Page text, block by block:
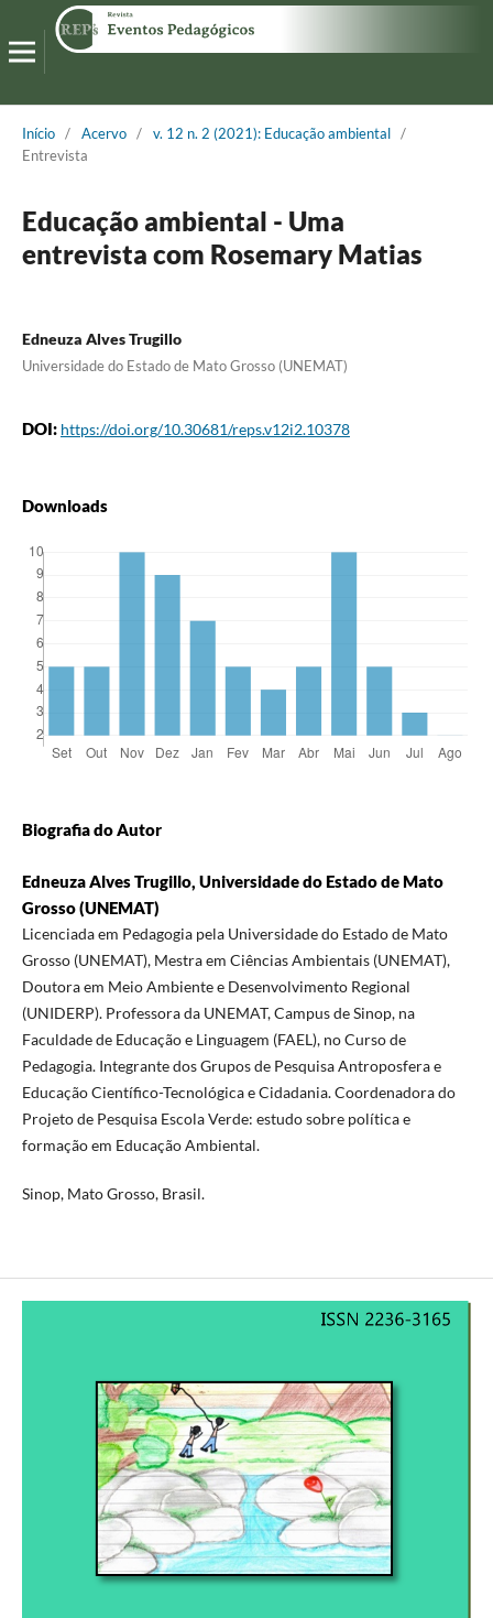
Início / Acervo / v. 12 n. 2 (2021): Educação ambiental /
Entrevista
Educação ambiental - Uma
entrevista com Rosemary Matias
Edneuza Alves Trugillo
Universidade do Estado de Mato Grosso (UNEMAT)
DOI: https://doi.org/10.30681/reps.v12i2.10378
Downloads
Biografia do Autor
Edneuza Alves Trugillo, Universidade do Estado de Mato
Grosso (UNEMAT)
Licenciada em Pedagogia pela Universidade do Estado de Mato
Grosso (UNEMAT), Mestra em Ciências Ambientais (UNEMAT),
Doutora em Meio Ambiente e Desenvolvimento Regional
(UNIDERP). Professora da UNEMAT, Campus de Sinop, na
Faculdade de Educação e Linguagem (FAEL), no Curso de
Pedagogia. Integrante dos Grupos de Pesquisa Antroposfera e
Educação Científico-Tecnológica e Cidadania. Coordenadora do
Projeto de Pesquisa Escola Verde: estudo sobre política e
formação em Educação Ambiental.
Sinop, Mato Grosso, Brasil.